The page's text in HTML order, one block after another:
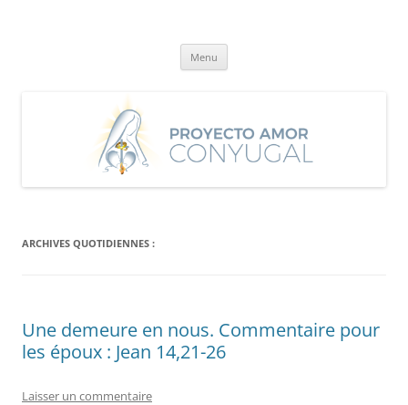
Menu
ARCHIVES QUOTIDIENNES :
Une demeure en nous. Commentaire pour
les époux : Jean 14,21-26
Laisser un commentaire